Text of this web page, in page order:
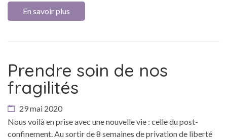
En savoir plus
Prendre soin de nos
fragilités
29 mai 2020
Nous voilà en prise avec une nouvelle vie : celle du post-
confinement. Au sortir de 8 semaines de privation de liberté